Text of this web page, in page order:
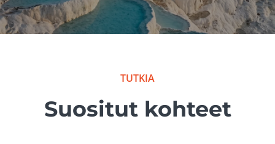
TUTKIA
Suositut kohteet